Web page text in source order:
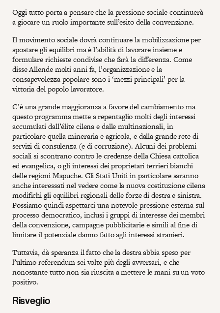
Oggi tutto porta a pensare che la pressione sociale continuerà
a giocare un ruolo importante sull’esito della convenzione.
Il movimento sociale dovrà continuare la mobilizzazione per
spostare gli equilibri ma è l’abilità di lavorare insieme e
formulare richieste condivise che farà la differenza. Come
disse Allende molti anni fa, l’organizzazione e la
consapevolezza popolare sono i ‘mezzi principali’ per la
vittoria del popolo lavoratore.
C’è una grande maggioranza a favore del cambiamento ma
questo programma mette a repentaglio molti degli interessi
accumulati dall’élite cilena e dalle multinazionali, in
particolare quella mineraria e agricola, e dalla grande rete di
servizi di consulenza (e di corruzione). Alcuni dei problemi
sociali si scontrano contro le credenze della Chiesa cattolica
ed evangelica, o gli interessi dei proprietari terrieri bianchi
delle regioni Mapuche. Gli Stati Uniti in particolare saranno
anche interessati nel vedere come la nuova costituzione cilena
modifichi gli equilibri regionali delle forze di destra e sinistra.
Possiamo quindi aspettarci una notevole pressione esterna sul
processo democratico, inclusi i gruppi di interesse dei membri
della convenzione, campagne pubblicitarie e simili al fine di
limitare il potenziale danno fatto agli interessi stranieri.
Tuttavia, dà speranza il fatto che la destra abbia speso per
l’ultimo referendum sei volte più degli avversari, e che
nonostante tutto non sia riuscita a mettere le mani su un voto
positivo.
Risveglio